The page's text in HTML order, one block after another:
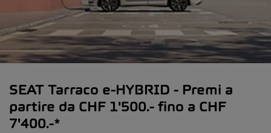
SEAT Tarraco e-HYBRID - Premi a
partire da CHF 1'500.- fino a CHF
7'400.-*